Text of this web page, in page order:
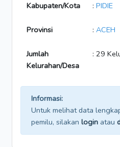
Kabupaten/Kota : PIDIE
Provinsi : ACEH
Jumlah
Kelurahan/Desa
: 29
Informasi:
Untuk melihat data
pemilu, silakan login atau